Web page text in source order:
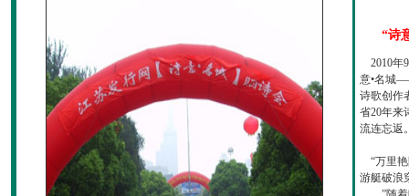
“诗
2010年
意•名城
诗歌创作
省20年来
流连忘返
“万里艳
游艇破浪